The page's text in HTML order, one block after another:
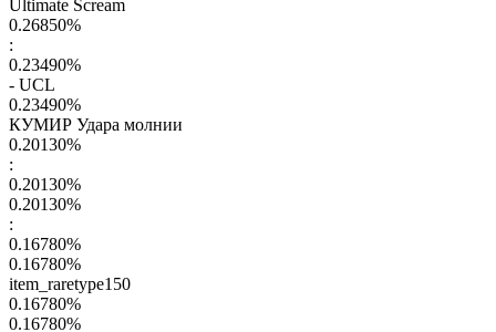
Ultimate Scream
0.26850%
:
0.23490%
- UCL
0.23490%
КУМИР Удара молнии
0.20130%
:
0.20130%
0.20130%
:
0.16780%
0.16780%
item_raretype150
0.16780%
0.16780%